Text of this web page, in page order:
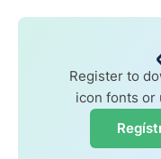
Register to
icon fonts or